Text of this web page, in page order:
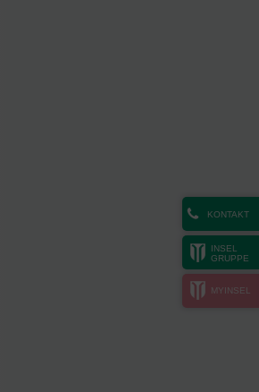
KONTAKT
INSEL
GRUPPE
MYINSEL